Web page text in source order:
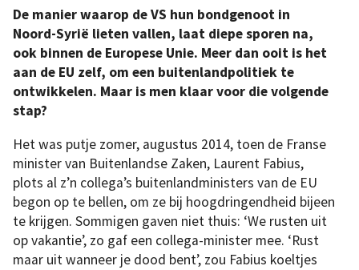
De manier waarop de VS hun bondgenoot in
Noord-Syrië lieten vallen, laat diepe sporen na,
ook binnen de Europese Unie. Meer dan ooit is het
aan de EU zelf, om een buitenlandpolitiek te
ontwikkelen. Maar is men klaar voor die volgende
stap?
Het was putje zomer, augustus 2014, toen de Franse
minister van Buitenlandse Zaken, Laurent Fabius,
plots al z’n collega’s buitenlandministers van de EU
begon op te bellen, om ze bij hoogdringendheid bijeen
te krijgen. Sommigen gaven niet thuis: ‘We rusten uit
op vakantie’, zo gaf een collega-minister mee. ‘Rust
maar uit wanneer je dood bent’, zou Fabius koeltjes